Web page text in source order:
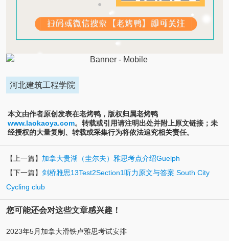
河北建筑工程学院
本文由作者原创发表在老烤鸭，版权归属老烤鸭
www.laokaoya.com。转载或引用请注明出处并附上原文链接；未
经授权的大量复制、转载或采集行为将依法追究相关责任。
【上一篇】 加拿大贵湖（圭尔夫）雅思考点介绍Guelph
【下一篇】 剑桥雅思13Test2Section1听力原文与答案 South City
Cycling club
您可能还会对这些文章感兴趣！
2023年5月加拿大滑铁卢雅思考试安排